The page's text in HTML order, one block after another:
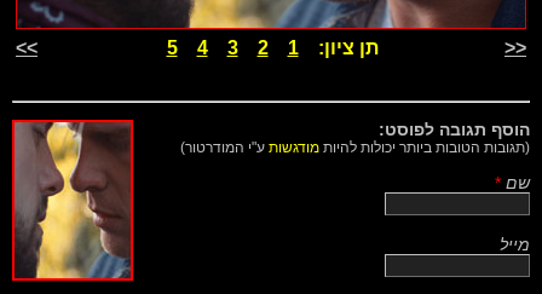
<< תן ציון:1
2
3
4
5
>>
הוסף תגובה לפוסט:
(תגובות הטובות ביותר יכולות להיות מודגשות ע"י המודרטור)
שם *
מייל